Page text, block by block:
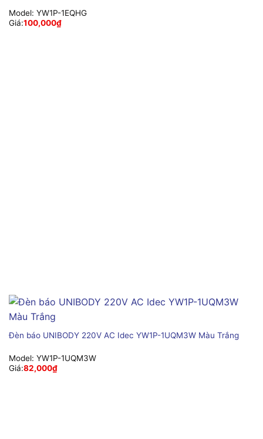
Model: YW1P-1EQHG
Giá:100,000₫
Đèn báo UNIBODY 220V AC Idec YW1P-1UQM3W Màu Trắng
Model: YW1P-1UQM3W
Giá:82,000₫